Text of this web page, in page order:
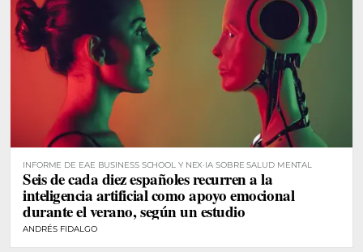
INFORME DE EAE BUSINESS SCHOOL Y NEX·IA SOBRE SALUD MENTAL
Seis de cada diez españoles recurren a la
inteligencia artificial como apoyo emocional
durante el verano, según un estudio
ANDRÉS FIDALGO